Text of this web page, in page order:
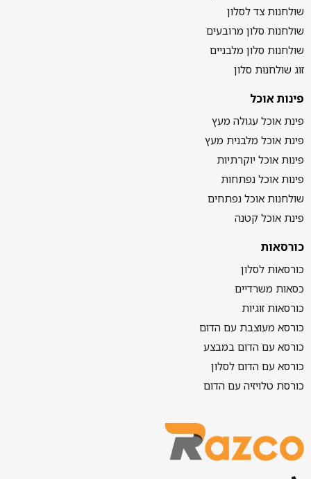
שולחנות צד לסלון
שולחנות סלון מרובעים
שולחנות סלון מלבניים
זוג שולחנות סלון
פינות אוכל
פינת אוכל עגולה מעץ
פינת אוכל מלבנית מעץ
פינות אוכל יוקרתיות
פינות אוכל נפתחות
שולחנות אוכל נפתחים
פינת אוכל קטנה
כורסאות
כורסאות לסלון
כסאות משרדיים
כורסאות זוגיות
כורסא מעוצבת עם הדום
כורסא עם הדום במבצע
כורסא עם הדום לסלון
כורסת טלויזיה עם הדום